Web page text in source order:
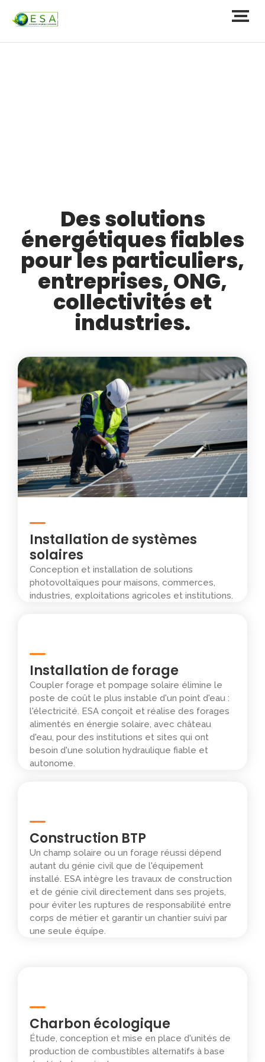
Des solutions
énergétiques fiables
pour les particuliers,
entreprises, ONG,
collectivités et
industries.
Installation de systèmes
solaires
Conception et installation de solutions
photovoltaïques pour maisons, commerces,
industries, exploitations agricoles et institutions.
Installation de forage
Coupler forage et pompage solaire élimine le
poste de coût le plus instable d'un point d'eau :
l'électricité. ESA conçoit et réalise des forages
alimentés en énergie solaire, avec château
d'eau, pour des institutions et sites qui ont
besoin d'une solution hydraulique fiable et
autonome.
Construction BTP
Un champ solaire ou un forage réussi dépend
autant du génie civil que de l'équipement
installé. ESA intègre les travaux de construction
et de génie civil directement dans ses projets,
pour éviter les ruptures de responsabilité entre
corps de métier et garantir un chantier suivi par
une seule équipe.
Charbon écologique
Étude, conception et mise en place d'unités de
production de combustibles alternatifs à base